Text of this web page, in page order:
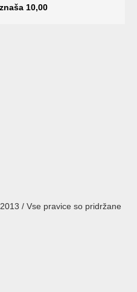
10,00
/ Vse pravice so pridržane